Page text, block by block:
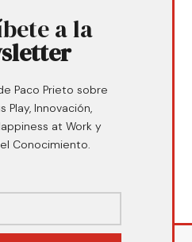
a la
Paco Prieto sobre
Play, Innovación,
at Work y
Conocimiento.